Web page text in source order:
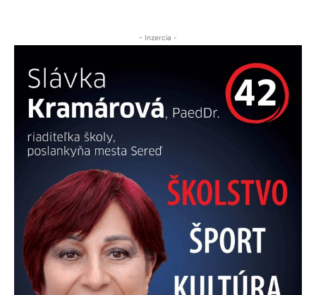
- Inzercia -